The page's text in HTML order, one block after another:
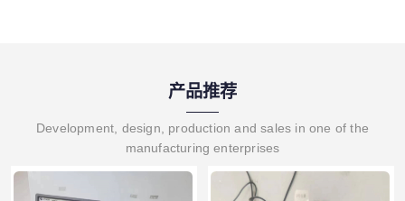
产品推荐
Development, design, production and sales in one of the
manufacturing enterprises